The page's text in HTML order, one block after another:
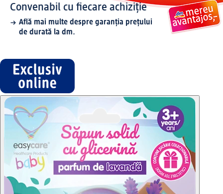
Convenabil cu fiecare achiziție
Află mai multe despre garanția prețului
de durată la dm.